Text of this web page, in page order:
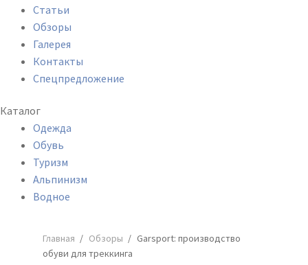
Статьи
Обзоры
Галерея
Контакты
Спецпредложение
Каталог
Одежда
Обувь
Туризм
Альпинизм
Водное
Главная / Обзоры / Garsport: производство
обуви для треккинга